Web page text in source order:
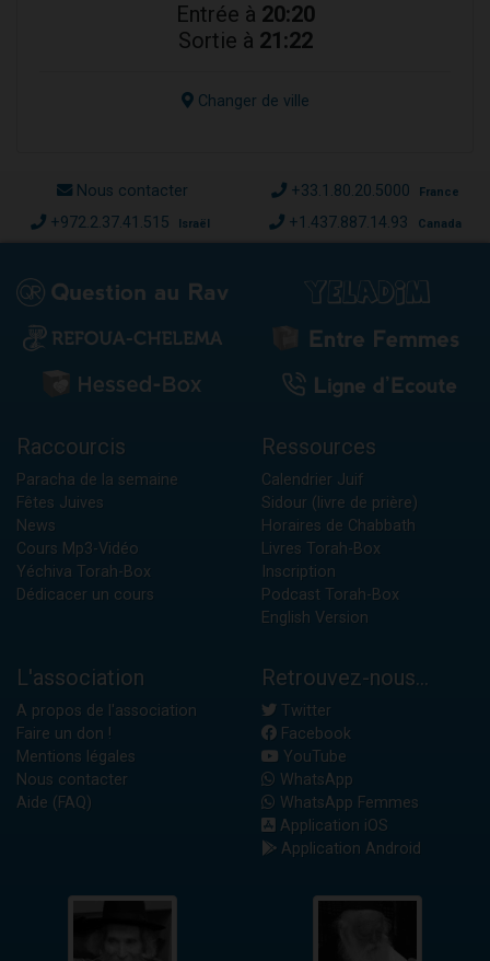
Entrée à 20:20
Sortie à 21:22
Changer de ville
Nous contacter +33.1.80.20.5000 France
+972.2.37.41.515 Israël +1.437.887.14.93 Canada
Raccourcis
Paracha de la semaine
Fêtes Juives
News
Cours Mp3-Vidéo
Yéchiva Torah-Box
Dédicacer un cours
Ressources
Calendrier Juif
Sidour (livre de prière)
Horaires de Chabbath
Livres Torah-Box
Inscription
Podcast Torah-Box
English Version
L'association
A propos de l'association
Faire un don !
Mentions légales
Nous contacter
Aide (FAQ)
Retrouvez-nous...
Twitter
Facebook
YouTube
WhatsApp
WhatsApp Femmes
Application iOS
Application Android